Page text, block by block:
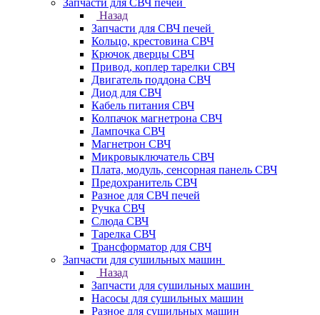
Запчасти для СВЧ печей
Назад
Запчасти для СВЧ печей
Кольцо, крестовина СВЧ
Крючок дверцы СВЧ
Привод, коплер тарелки СВЧ
Двигатель поддона СВЧ
Диод для СВЧ
Кабель питания СВЧ
Колпачок магнетрона СВЧ
Лампочка СВЧ
Магнетрон СВЧ
Микровыключатель СВЧ
Плата, модуль, сенсорная панель СВЧ
Предохранитель СВЧ
Разное для СВЧ печей
Ручка СВЧ
Слюда СВЧ
Тарелка СВЧ
Трансформатор для СВЧ
Запчасти для сушильных машин
Назад
Запчасти для сушильных машин
Насосы для сушильных машин
Разное для сушильных машин